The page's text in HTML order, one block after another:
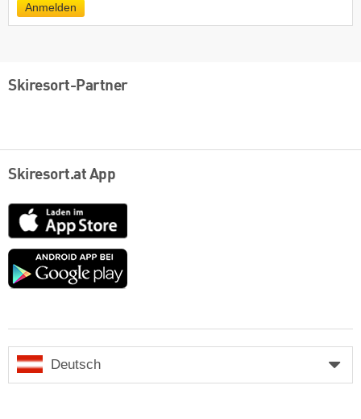
Anmelden
Skiresort-Partner
Skiresort.at App
App
Store
Google
Deutsch